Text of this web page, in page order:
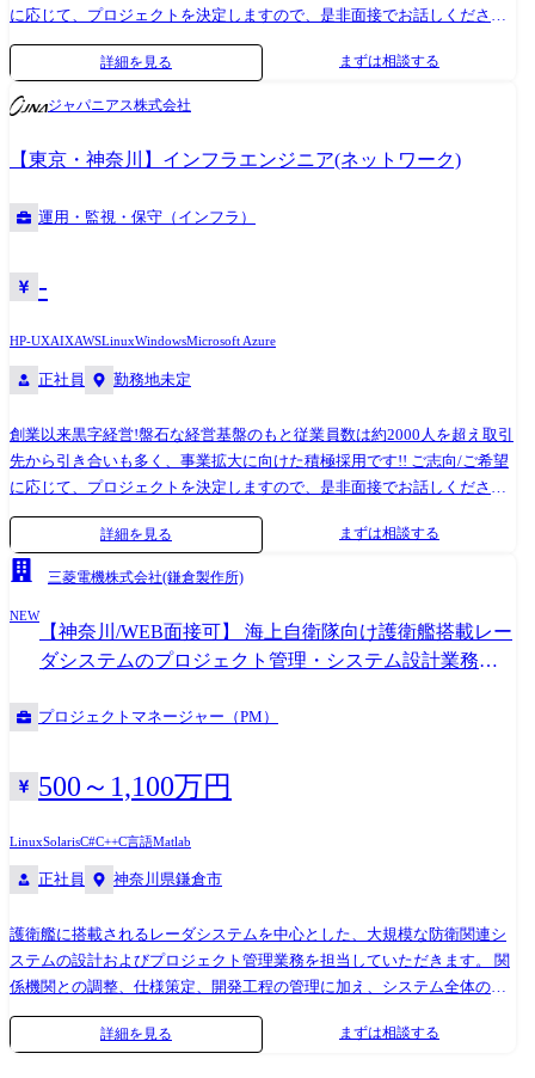
に応じて、プロジェクトを決定しますので、是非面接でお話しください!
●取引業界 ・製造メーカー、通信キャリア、金融、流通、官公庁 等 ●
Server、RHL、Solaris、HP-UX、AIX、VMWare、Hyper-V ・クラウ
ド:AWS、Azure ●プロジェクト例 ・要件定義・設計・構築(上流) ・運
用・保守(下流) ※ご志向・ご希望に応じて、プロジェクトを決定します
※地元密着主義のため、地元の大手企業でのプロジェクトを前提として
います。 <ネットワーク> ・通信キャリア向けネットワーク設計、構築、
運用保守 ・官公庁向け無線lanサイトサーベイ ・金融機関向けネットワ
・金融機関向けサイトサーバ管理 <クラウド> ・広告業界向けaws環境の
設計、構築 ・製造業向けazure環境の設計、構築 ・オンプレミスからク
詳細を見る まずは相談する
ジャパニアス株式会社
【東京・神奈川】インフラエンジニア(ネットワーク)
運用・監視・保守（インフラ）
-
HP-UXAIXAWSLinuxWindowsMicrosoft Azure
正社員 勤務地未定
創業以来黒字経営!盤石な経営基盤のもと従業員数は約2000人を超え取引
先から引き合いも多く、事業拡大に向けた積極採用です!! ご志向/ご希望
に応じて、プロジェクトを決定しますので、是非面接でお話しください!
●取引業界 ・製造メーカー、通信キャリア、金融、流通、官公庁 等 ●
Server、RHL、Solaris、HP-UX、AIX、VMWare、Hyper-V ・クラウ
用・保守(下流) ※ご志向・ご希望に応じて、プロジェクトを決定します
※地元密着主義のため、地元の大手企業でのプロジェクトを前提として
います。 <ネットワーク> ・通信キャリア向けネットワーク設計、構築、
ーク設計、構築 <サーバ> ・通信キャリア向けサーバ設計、構築、監視
設計、構築 ・製造業向けazure環境の設計、構築 ・オンプレミスからク
ラウドへの移行支援 ※スキルに応じて業務をお任せします。
詳細を見る まずは相談する
三菱電機株式会社(鎌倉製作所)
NEW
【神奈川/WEB面接可】 海上自衛隊向け護衛艦搭載レー
ダシステムのプロジェクト管理・システム設計業務
プロジェクトマネージャー（PM）
500～1,100万円
LinuxSolarisC#C++C言語Matlab
正社員 神奈川県鎌倉市
護衛艦に搭載されるレーダシステムを中心とした、大規模な防衛関連シ
ステムの設計およびプロジェクト管理業務を担当していただきます。 関
係機関との調整、仕様策定、開発工程の管理に加え、システム全体の品
質・納期・技術的完成度を確保しつつ、 予算管理やコスト最適化にも責
任を持って取り組んでいただきます。 ≪具体的には≫ 当社が開発・提供
詳細を見る まずは相談する